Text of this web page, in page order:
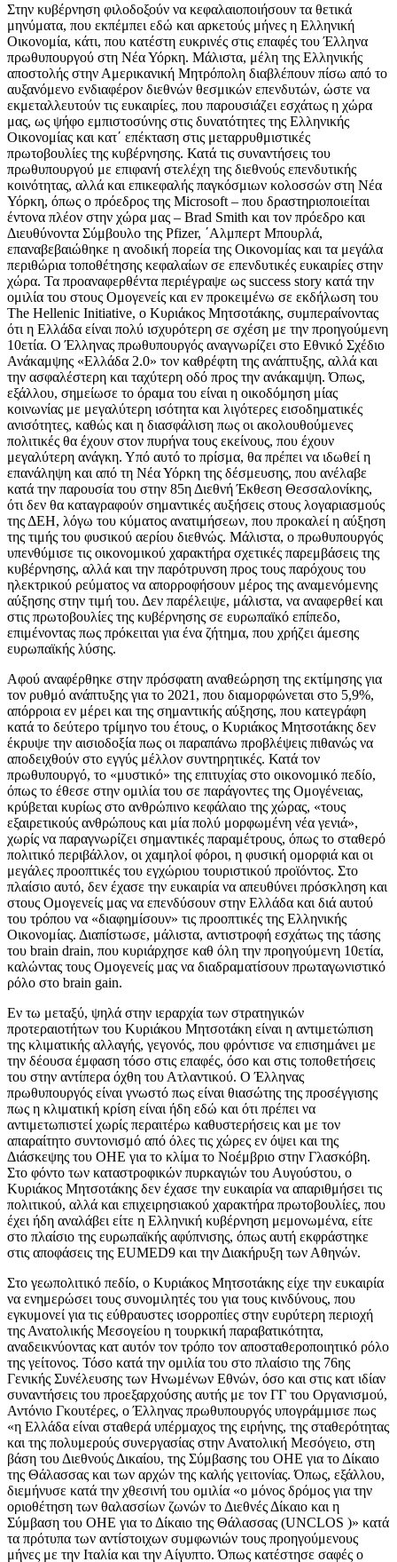
Στην κυβέρνηση φιλοδοξούν να κεφαλαιοποιήσουν τα θετικά
μηνύματα, που εκπέμπει εδώ και αρκετούς μήνες η Ελληνική
Οικονομία, κάτι, που κατέστη ευκρινές στις επαφές του Έλληνα
πρωθυπουργού στη Νέα Υόρκη. Μάλιστα, μέλη της Ελληνικής
αποστολής στην Αμερικανική Μητρόπολη διαβλέπουν πίσω από το
αυξανόμενο ενδιαφέρον διεθνών θεσμικών επενδυτών, ώστε να
εκμεταλλευτούν τις ευκαιρίες, που παρουσιάζει εσχάτως η χώρα
μας, ως ψήφο εμπιστοσύνης στις δυνατότητες της Ελληνικής
Οικονομίας και κατ΄ επέκταση στις μεταρρυθμιστικές
πρωτοβουλίες της κυβέρνησης. Κατά τις συναντήσεις του
πρωθυπουργού με επιφανή στελέχη της διεθνούς επενδυτικής
κοινότητας, αλλά και επικεφαλής παγκόσμιων κολοσσών στη Νέα
Υόρκη, όπως ο πρόεδρος της Microsoft – που δραστηριοποιείται
έντονα πλέον στην χώρα μας – Brad Smith και τον πρόεδρο και
Διευθύνοντα Σύμβουλο της Pfizer, ΄Αλμπερτ Μπουρλά,
επαναβεβαιώθηκε η ανοδική πορεία της Οικονομίας και τα μεγάλα
περιθώρια τοποθέτησης κεφαλαίων σε επενδυτικές ευκαιρίες στην
χώρα. Τα προαναφερθέντα περιέγραψε ως success story κατά την
ομιλία του στους Ομογενείς και εν προκειμένω σε εκδήλωση του
The Hellenic Initiative, ο Κυριάκος Μητσοτάκης, συμπεραίνοντας
ότι η Ελλάδα είναι πολύ ισχυρότερη σε σχέση με την προηγούμενη
10ετία. Ο Έλληνας πρωθυπουργός αναγνωρίζει στο Εθνικό Σχέδιο
Ανάκαμψης «Ελλάδα 2.0» τον καθρέφτη της ανάπτυξης, αλλά και
την ασφαλέστερη και ταχύτερη οδό προς την ανάκαμψη. Όπως,
εξάλλου, σημείωσε το όραμα του είναι η οικοδόμηση μίας
κοινωνίας με μεγαλύτερη ισότητα και λιγότερες εισοδηματικές
ανισότητες, καθώς και η διασφάλιση πως οι ακολουθούμενες
πολιτικές θα έχουν στον πυρήνα τους εκείνους, που έχουν
μεγαλύτερη ανάγκη. Υπό αυτό το πρίσμα, θα πρέπει να ιδωθεί η
επανάληψη και από τη Νέα Υόρκη της δέσμευσης, που ανέλαβε
κατά την παρουσία του στην 85η Διεθνή Έκθεση Θεσσαλονίκης,
ότι δεν θα καταγραφούν σημαντικές αυξήσεις στους λογαριασμούς
της ΔΕΗ, λόγω του κύματος ανατιμήσεων, που προκαλεί η αύξηση
της τιμής του φυσικού αερίου διεθνώς. Μάλιστα, ο πρωθυπουργός
υπενθύμισε τις οικονομικού χαρακτήρα σχετικές παρεμβάσεις της
κυβέρνησης, αλλά και την παρότρυνση προς τους παρόχους του
ηλεκτρικού ρεύματος να απορροφήσουν μέρος της αναμενόμενης
αύξησης στην τιμή του. Δεν παρέλειψε, μάλιστα, να αναφερθεί και
στις πρωτοβουλίες της κυβέρνησης σε ευρωπαϊκό επίπεδο,
επιμένοντας πως πρόκειται για ένα ζήτημα, που χρήζει άμεσης
ευρωπαϊκής λύσης.
Αφού αναφέρθηκε στην πρόσφατη αναθεώρηση της εκτίμησης για
τον ρυθμό ανάπτυξης για το 2021, που διαμορφώνεται στο 5,9%,
απόρροια εν μέρει και της σημαντικής αύξησης, που κατεγράφη
κατά το δεύτερο τρίμηνο του έτους, ο Κυριάκος Μητσοτάκης δεν
έκρυψε την αισιοδοξία πως οι παραπάνω προβλέψεις πιθανώς να
αποδειχθούν στο εγγύς μέλλον συντηρητικές. Κατά τον
πρωθυπουργό, το «μυστικό» της επιτυχίας στο οικονομικό πεδίο,
όπως το έθεσε στην ομιλία του σε παράγοντες της Ομογένειας,
κρύβεται κυρίως στο ανθρώπινο κεφάλαιο της χώρας, «τους
εξαιρετικούς ανθρώπους και μία πολύ μορφωμένη νέα γενιά»,
χωρίς να παραγνωρίζει σημαντικές παραμέτρους, όπως το σταθερό
πολιτικό περιβάλλον, οι χαμηλοί φόροι, η φυσική ομορφιά και οι
μεγάλες προοπτικές του εγχώριου τουριστικού προϊόντος. Στο
πλαίσιο αυτό, δεν έχασε την ευκαιρία να απευθύνει πρόσκληση και
στους Ομογενείς μας να επενδύσουν στην Ελλάδα και διά αυτού
του τρόπου να «διαφημίσουν» τις προοπτικές της Ελληνικής
Οικονομίας. Διαπίστωσε, μάλιστα, αντιστροφή εσχάτως της τάσης
του brain drain, που κυριάρχησε καθ όλη την προηγούμενη 10ετία,
καλώντας τους Ομογενείς μας να διαδραματίσουν πρωταγωνιστικό
ρόλο στο brain gain.
Εν τω μεταξύ, ψηλά στην ιεραρχία των στρατηγικών
προτεραιοτήτων του Κυριάκου Μητσοτάκη είναι η αντιμετώπιση
της κλιματικής αλλαγής, γεγονός, που φρόντισε να επισημάνει με
την δέουσα έμφαση τόσο στις επαφές, όσο και στις τοποθετήσεις
του στην αντίπερα όχθη του Ατλαντικού. Ο Έλληνας
πρωθυπουργός είναι γνωστό πως είναι θιασώτης της προσέγγισης
πως η κλιματική κρίση είναι ήδη εδώ και ότι πρέπει να
αντιμετωπιστεί χωρίς περαιτέρω καθυστερήσεις και με τον
απαραίτητο συντονισμό από όλες τις χώρες εν όψει και της
Διάσκεψης του ΟΗΕ για το κλίμα το Νοέμβριο στην Γλασκόβη.
Στο φόντο των καταστροφικών πυρκαγιών του Αυγούστου, ο
Κυριάκος Μητσοτάκης δεν έχασε την ευκαιρία να απαριθμήσει τις
πολιτικού, αλλά και επιχειρησιακού χαρακτήρα πρωτοβουλίες, που
έχει ήδη αναλάβει είτε η Ελληνική κυβέρνηση μεμονωμένα, είτε
στο πλαίσιο της ευρωπαϊκής αφύπνισης, όπως αυτή εκφράστηκε
στις αποφάσεις της EUMED9 και την Διακήρυξη των Αθηνών.
Στο γεωπολιτικό πεδίο, ο Κυριάκος Μητσοτάκης είχε την ευκαιρία
να ενημερώσει τους συνομιλητές του για τους κινδύνους, που
εγκυμονεί για τις εύθραυστες ισορροπίες στην ευρύτερη περιοχή
της Ανατολικής Μεσογείου η τουρκική παραβατικότητα,
αναδεικνύοντας κατ αυτόν τον τρόπο τον αποσταθεροποιητικό ρόλο
της γείτονος. Τόσο κατά την ομιλία του στο πλαίσιο της 76ης
Γενικής Συνέλευσης των Ηνωμένων Εθνών, όσο και στις κατ ιδίαν
συναντήσεις του προεξαρχούσης αυτής με τον ΓΓ του Οργανισμού,
Αντόνιο Γκουτέρες, ο Έλληνας πρωθυπουργός υπογράμμισε πως
«η Ελλάδα είναι σταθερά υπέρμαχος της ειρήνης, της σταθερότητας
και της πολυμερούς συνεργασίας στην Ανατολική Μεσόγειο, στη
βάση του Διεθνούς Δικαίου, της Σύμβασης του ΟΗΕ για το Δίκαιο
της Θάλασσας και των αρχών της καλής γειτονίας. Όπως, εξάλλου,
διεμήνυσε κατά την χθεσινή του ομιλία «ο μόνος δρόμος για την
οριοθέτηση των θαλασσίων ζωνών το Διεθνές Δίκαιο και η
Σύμβαση του ΟΗΕ για το Δίκαιο της Θάλασσας (UNCLOS )» κατά
τα πρότυπα των αντίστοιχων συμφωνιών τους προηγούμενους
μήνες με την Ιταλία και την Αίγυπτο. Όπως κατέστησε σαφές ο